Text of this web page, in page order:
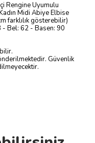
Rengine Uyumulu
Midi Abiye Elbise
farklılık gösterebilir)
Bel: 62 - Basen: 90
Güvenlik